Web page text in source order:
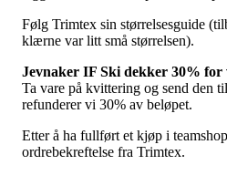
Følg Trimtex sin størrelsesguide
klærne var litt små størrelsen).
Jevnaker IF Ski dekker 30% for
Ta vare på kvittering og send den til
refunderer vi 30% av beløpet.
Etter å ha fullført et kjøp i
ordrebekreftelse fra Trimtex.